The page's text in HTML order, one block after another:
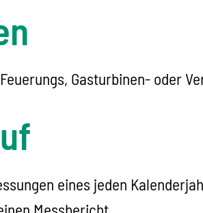
Gasturbinen- oder
eines jeden